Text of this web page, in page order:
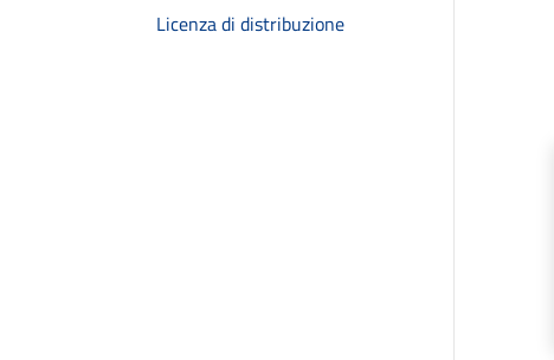
Licenza di distribuzione